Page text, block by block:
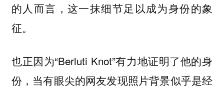
的人而言，这一抹细节足以成为身份的象
征。
也正因为“Berluti Knot”有力地证明了他的身
份，当有眼尖的网友发现照片背景似乎是经